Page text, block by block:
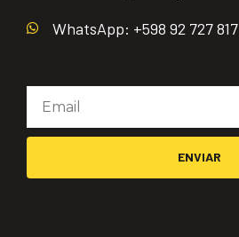
WhatsApp: +598 92 727 817
ENVIAR